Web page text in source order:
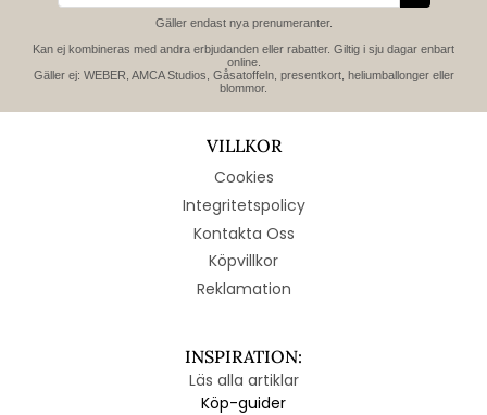
Gäller endast nya prenumeranter.
Kan ej kombineras med andra erbjudanden eller rabatter. Giltig i sju dagar enbart
online.
Gäller ej: WEBER, AMCA Studios, Gåsatoffeln, presentkort, heliumballonger eller
blommor.
VILLKOR
Cookies
Integritetspolicy
Kontakta Oss
Köpvillkor
Reklamation
INSPIRATION:
Läs alla artiklar
Köp-guider